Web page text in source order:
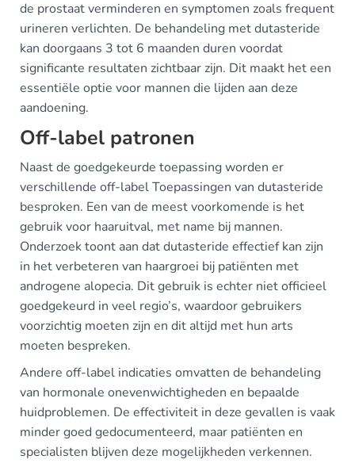
de prostaat verminderen en symptomen zoals frequent
urineren verlichten. De behandeling met dutasteride
kan doorgaans 3 tot 6 maanden duren voordat
significante resultaten zichtbaar zijn. Dit maakt het een
essentiële optie voor mannen die lijden aan deze
aandoening.
Off-label patronen
Naast de goedgekeurde toepassing worden er
verschillende off-label Toepassingen van dutasteride
besproken. Een van de meest voorkomende is het
gebruik voor haaruitval, met name bij mannen.
Onderzoek toont aan dat dutasteride effectief kan zijn
in het verbeteren van haargroei bij patiënten met
androgene alopecia. Dit gebruik is echter niet officieel
goedgekeurd in veel regio’s, waardoor gebruikers
voorzichtig moeten zijn en dit altijd met hun arts
moeten bespreken.
Andere off-label indicaties omvatten de behandeling
van hormonale onevenwichtigheden en bepaalde
huidproblemen. De effectiviteit in deze gevallen is vaak
minder goed gedocumenteerd, maar patiënten en
specialisten blijven deze mogelijkheden verkennen.